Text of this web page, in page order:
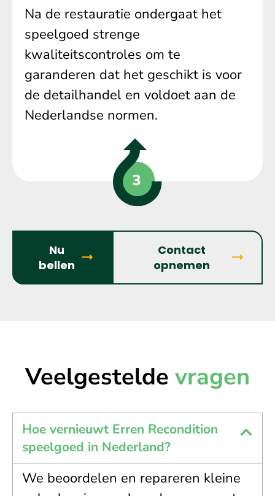
Na de restauratie ondergaat het
speelgoed strenge
kwaliteitscontroles om te
garanderen dat het geschikt is voor
de detailhandel en voldoet aan de
Nederlandse normen.
Nu
bellen
Contact
opnemen
Veelgestelde vragen
Hoe vernieuwt Erren Recondition
speelgoed in Nederland?
We beoordelen en repareren kleine